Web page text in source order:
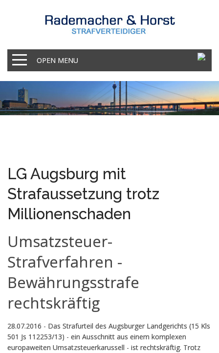
OPEN MENU
LG Augsburg mit
Strafaussetzung trotz
Millionenschaden
Umsatzsteuer-
Strafverfahren -
Bewährungsstrafe
rechtskräftig
28.07.2016 - Das Strafurteil des Augsburger Landgerichts (15 Kls
501 Js 112253/13) - ein Ausschnitt aus einem komplexen
europaweiten Umsatzsteuerkarussell - ist rechtskräftig. Trotz